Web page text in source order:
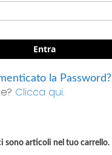
Entra
la Password?
Clicca qui.
sono articoli nel tuo carrello.